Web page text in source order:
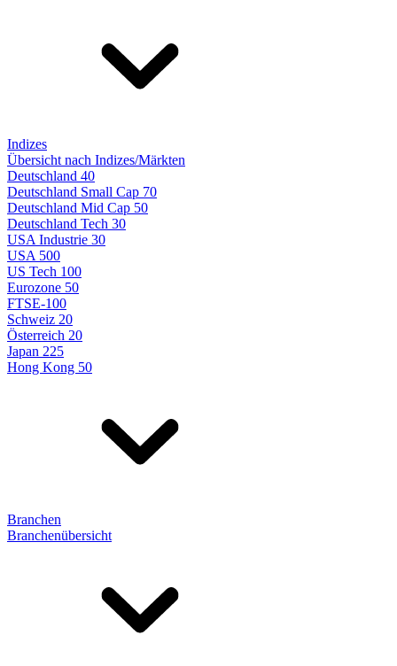
Indizes
Übersicht nach Indizes/Märkten
Deutschland 40
Deutschland Small Cap 70
Deutschland Mid Cap 50
Deutschland Tech 30
USA Industrie 30
USA 500
US Tech 100
Eurozone 50
FTSE-100
Schweiz 20
Österreich 20
Japan 225
Hong Kong 50
Branchen
Branchenübersicht